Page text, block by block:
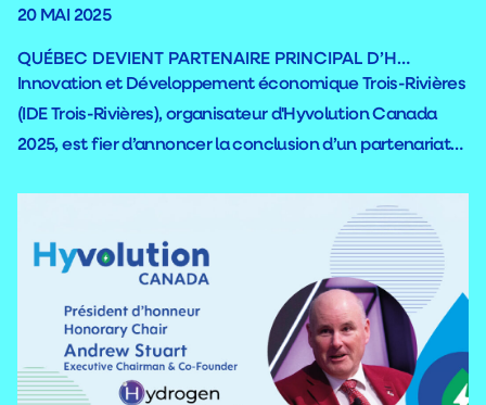
20 MAI 2025
QUÉBEC DEVIENT PARTENAIRE PRINCIPAL D’H…
Innovation et Développement économique Trois-Rivières
(IDE Trois-Rivières), organisateur d'Hyvolution Canada
2025, est fier d’annoncer la conclusion d’un partenariat
et de l’Énergie dans le cadre de la toute première édition
canadienne du salon, qui se tiendra les 1er et 2 octobre
2025 au Centre d’événements et de congrès interactifs